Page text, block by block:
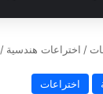
/ اختراعات هندسية /
اختراعات